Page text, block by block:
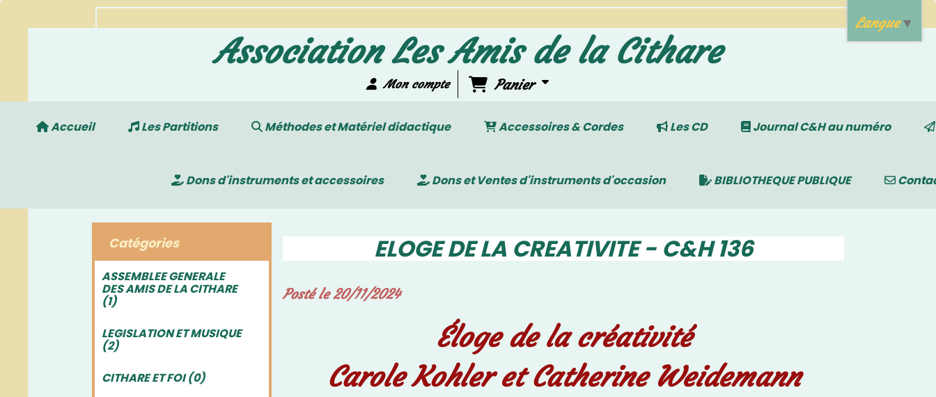
Association Les Amis de la Cithare
Mon compte Panier
Accueil Les Partitions Méthodes et Matériel didactique Accessoires & Cordes Les CD Journal C&H au numéro
Dons d'instruments et accessoires Dons et Ventes d'instruments d'occasion BIBLIOTHEQUE PUBLIQUE
ELOGE DE LA CREATIVITE - C&H 136
Posté le 20/11/2024
Éloge de la créativité
Carole Kohler et Catherine Weidemann
Catégories
ASSEMBLEE GENERALE
DES AMIS DE LA CITHARE
(1)
LEGISLATION ET MUSIQUE
(2)
CITHARE ET FOI (0)
Langue▼